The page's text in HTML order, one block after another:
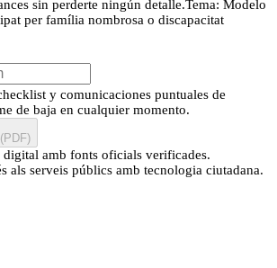
sin perderte ningún detalle.Tema: Modelo
per família nombrosa o discapacitat
y comunicaciones puntuales de
de baja en cualquier momento.
amb fonts oficials verificades.
als serveis públics amb tecnologia ciutadana.